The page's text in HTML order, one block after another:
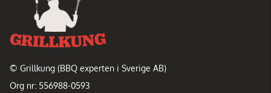
© Grillkung (BBQ experten i Sverige AB)
Org nr: 556988-0593